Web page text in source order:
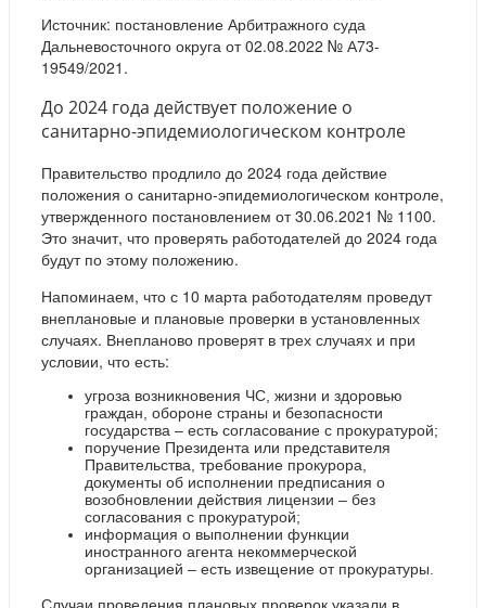
Источник: постановление Арбитражного суда
Дальневосточного округа от 02.08.2022 № А73-
19549/2021.
До 2024 года действует положение о
санитарно-эпидемиологическом контроле
Правительство продлило до 2024 года действие
положения о санитарно-эпидемиологическом контроле,
утвержденного постановлением от 30.06.2021 № 1100.
Это значит, что проверять работодателей до 2024 года
будут по этому положению.
Напоминаем, что с 10 марта работодателям проведут
внеплановые и плановые проверки в установленных
случаях. Внепланово проверят в трех случаях и при
условии, что есть:
угроза возникновения ЧС, жизни и здоровью
граждан, обороне страны и безопасности
государства – есть согласование с прокуратурой;
поручение Президента или представителя
Правительства, требование прокурора,
документы об исполнении предписания о
возобновлении действия лицензии – без
согласования с прокуратурой;
информация о выполнении функции
иностранного агента некоммерческой
организацией – есть извещение от прокуратуры.
Случаи проведения плановых проверок указали в